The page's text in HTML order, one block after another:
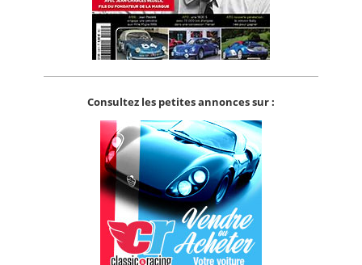
Consultez les petites annonces sur :